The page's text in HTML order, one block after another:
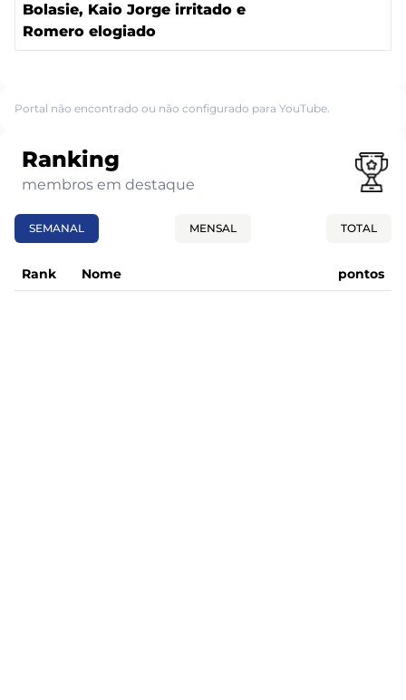
Bolasie, Kaio Jorge irritado e
Romero elogiado
Portal não encontrado ou não configurado para YouTube.
Ranking
membros em destaque
SEMANAL MENSAL TOTAL
Rank Nome pontos